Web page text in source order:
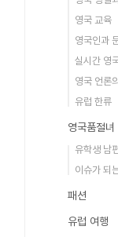
영국 교육
영국인과
실시간 영
영국 언론
유럽 한류
영국품절
유학생 남
이슈가 되
패션
유럽 여행